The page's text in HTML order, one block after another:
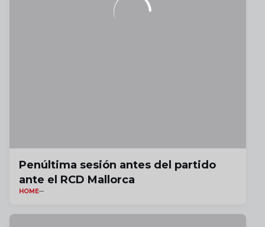
Penúltima sesión antes del partido
ante el RCD Mallorca
HOME